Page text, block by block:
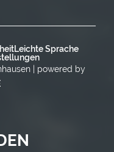
Leichte Sprache
| powered by